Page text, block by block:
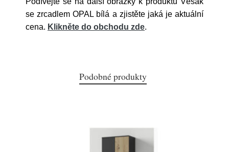
se zrcadlem OPAL bílá a zjistěte jaká je aktuální
cena. Klikněte do obchodu zde.
Podobné produkty